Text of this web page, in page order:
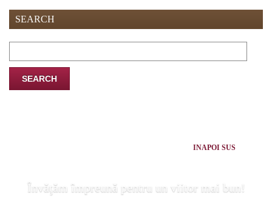
SEARCH
for:
INAPOI SUS
Învăţăm împreună pentru un viitor mai bun!